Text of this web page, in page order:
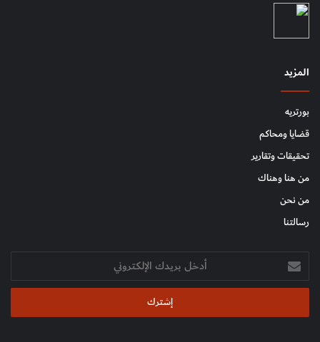
المزيد
بورتريه
قضايا ومحاكم
تحقيقات وتقارير
من هنا وهناك
من نحن
رسالتنا
أدخل
بريدك
الإلكتروني